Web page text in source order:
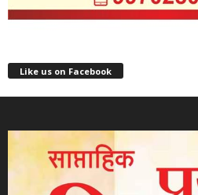
Like us on Facebook